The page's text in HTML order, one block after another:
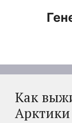
Как
Арктики